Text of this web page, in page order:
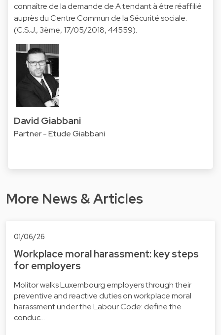
connaître de la demande de A tendant à être réaffilié
auprès du Centre Commun de la Sécurité sociale.
(C.S.J., 3ème, 17/05/2018, 44559).
David Giabbani
Partner - Etude Giabbani
More News & Articles
01/06/26
Workplace moral harassment: key steps
for employers
Molitor walks Luxembourg employers through their
preventive and reactive duties on workplace moral
harassment under the Labour Code: define the
conduc…